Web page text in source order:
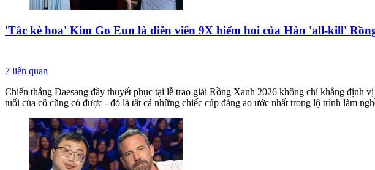
'Tắc kè hoa' Kim Go Eun là diễn viên 9X hiếm hoi của Hàn 'all-kill'
7 liên quan
Chiến thắng Daesang đầy thuyết phục tại lễ trao giải Rồng Xanh 2026 không chỉ khẳng định
tuổi của cô cũng có được - đó là tất cả những chiếc cúp đáng ao ước nhất trong lộ trình làm